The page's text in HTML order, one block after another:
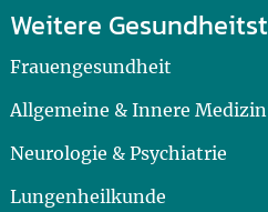
Weitere
Frauengesundheit
Allgemeine & Innere Medizin
Neurologie & Psychiatrie
Lungenheilkunde